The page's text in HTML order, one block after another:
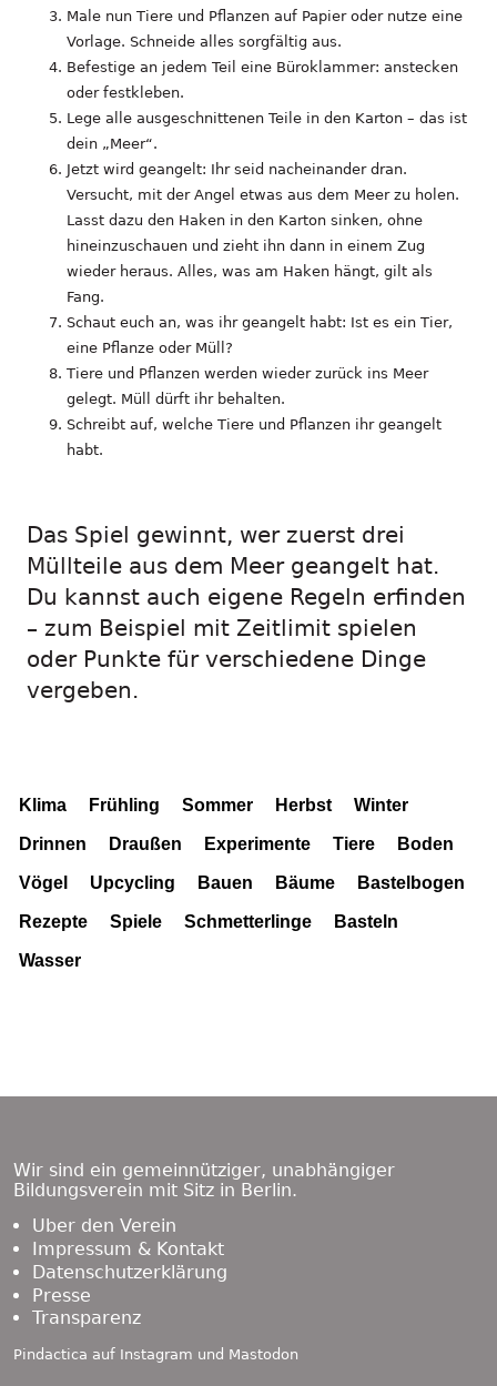
Male nun Tiere und Pflanzen auf Papier oder nutze eine
Vorlage. Schneide alles sorgfältig aus.
Befestige an jedem Teil eine Büroklammer: anstecken
oder festkleben.
Lege alle ausgeschnittenen Teile in den Karton – das ist
dein „Meer“.
Jetzt wird geangelt: Ihr seid nacheinander dran.
Versucht, mit der Angel etwas aus dem Meer zu holen.
Lasst dazu den Haken in den Karton sinken, ohne
hineinzuschauen und zieht ihn dann in einem Zug
wieder heraus. Alles, was am Haken hängt, gilt als
Fang.
Schaut euch an, was ihr geangelt habt: Ist es ein Tier,
eine Pflanze oder Müll?
Tiere und Pflanzen werden wieder zurück ins Meer
gelegt. Müll dürft ihr behalten.
Schreibt auf, welche Tiere und Pflanzen ihr geangelt
habt.
Das Spiel gewinnt, wer zuerst drei
Müllteile aus dem Meer geangelt hat.
Du kannst auch eigene Regeln erfinden
– zum Beispiel mit Zeitlimit spielen
oder Punkte für verschiedene Dinge
vergeben.
Klima Frühling Sommer Herbst Winter
Drinnen Draußen Experimente Tiere Boden
Vögel Upcycling Bauen Bäume Bastelbogen
Rezepte Spiele Schmetterlinge Basteln
Wasser
Wir sind ein gemeinnütziger, unabhängiger
Bildungsverein mit Sitz in Berlin.
Über den Verein
Impressum & Kontakt
Datenschutzerklärung
Presse
Transparenz
Pindactica auf Instagram und Mastodon